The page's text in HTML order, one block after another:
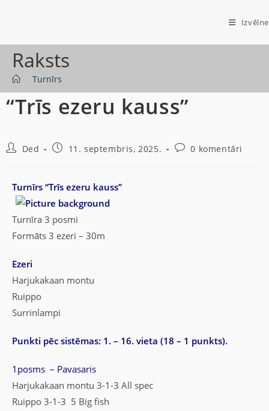
Izvēlne
Raksts
Turnīrs
“Trīs ezeru kauss”
Ded 11. septembris, 2025. 0 komentāri
Turnīrs “Trīs ezeru kauss”
Turnīra 3 posmi
Formāts 3 ezeri – 30m
Ezeri
Harjukakaan montu
Ruippo
Surrinlampi
Punkti pēc sistēmas: 1. – 16. vieta (18 – 1 punkts).
1posms – Pavasaris
Harjukakaan montu 3-1-3 All spec
Ruippo 3-1-3 5 Big fish